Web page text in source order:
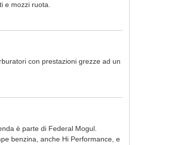
e mozzi ruota.
con prestazioni grezze ad un
è parte di Federal Mogul.
benzina, anche Hi Performance, e